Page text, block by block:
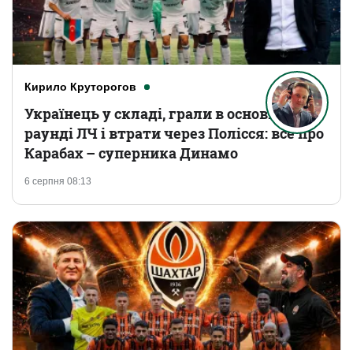
Кирило Круторогов
6 серпня 08:13
Українець у складі, грали в основному
раунді ЛЧ і втрати через Полісся: все про
Карабах – суперника Динамо